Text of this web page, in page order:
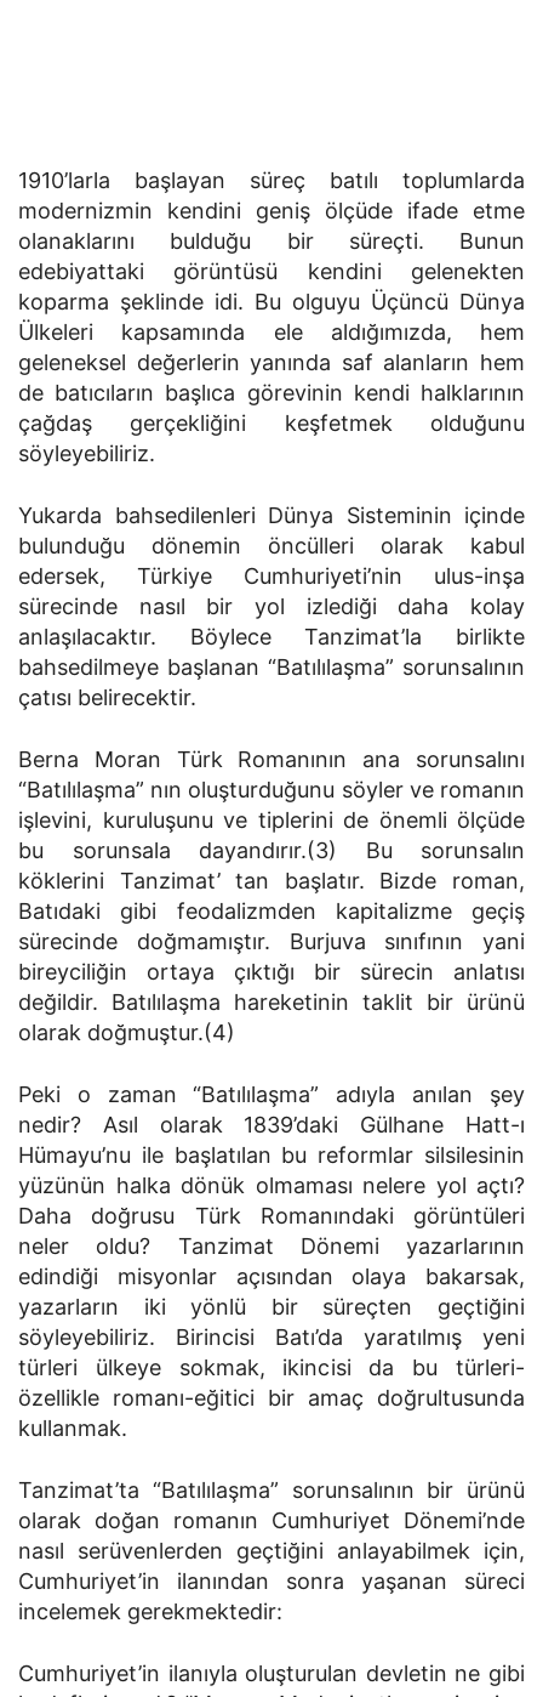
1910’larla başlayan süreç batılı toplumlarda
modernizmin kendini geniş ölçüde ifade etme
olanaklarını bulduğu bir süreçti. Bunun
edebiyattaki görüntüsü kendini gelenekten
koparma şeklinde idi. Bu olguyu Üçüncü Dünya
Ülkeleri kapsamında ele aldığımızda, hem
geleneksel değerlerin yanında saf alanların hem
de batıcıların başlıca görevinin kendi halklarının
çağdaş gerçekliğini keşfetmek olduğunu
söyleyebiliriz.
Yukarda bahsedilenleri Dünya Sisteminin içinde
bulunduğu dönemin öncülleri olarak kabul
edersek, Türkiye Cumhuriyeti’nin ulus-inşa
sürecinde nasıl bir yol izlediği daha kolay
anlaşılacaktır. Böylece Tanzimat’la birlikte
bahsedilmeye başlanan “Batılılaşma” sorunsalının
çatısı belirecektir.
Berna Moran Türk Romanının ana sorunsalını
“Batılılaşma” nın oluşturduğunu söyler ve romanın
işlevini, kuruluşunu ve tiplerini de önemli ölçüde
bu sorunsala dayandırır.(3) Bu sorunsalın
köklerini Tanzimat’ tan başlatır. Bizde roman,
Batıdaki gibi feodalizmden kapitalizme geçiş
sürecinde doğmamıştır. Burjuva sınıfının yani
bireyciliğin ortaya çıktığı bir sürecin anlatısı
değildir. Batılılaşma hareketinin taklit bir ürünü
olarak doğmuştur.(4)
Peki o zaman “Batılılaşma” adıyla anılan şey
nedir? Asıl olarak 1839’daki Gülhane Hatt-ı
Hümayu’nu ile başlatılan bu reformlar silsilesinin
yüzünün halka dönük olmaması nelere yol açtı?
Daha doğrusu Türk Romanındaki görüntüleri
neler oldu? Tanzimat Dönemi yazarlarının
edindiği misyonlar açısından olaya bakarsak,
yazarların iki yönlü bir süreçten geçtiğini
söyleyebiliriz. Birincisi Batı’da yaratılmış yeni
türleri ülkeye sokmak, ikincisi da bu türleri-
özellikle romanı-eğitici bir amaç doğrultusunda
kullanmak.
Tanzimat’ta “Batılılaşma” sorunsalının bir ürünü
olarak doğan romanın Cumhuriyet Dönemi’nde
nasıl serüvenlerden geçtiğini anlayabilmek için,
Cumhuriyet’in ilanından sonra yaşanan süreci
incelemek gerekmektedir:
Cumhuriyet’in ilanıyla oluşturulan devletin ne gibi